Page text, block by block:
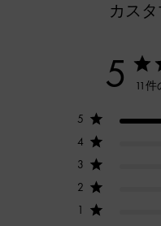
カス
5 11
5
4
3
2
1